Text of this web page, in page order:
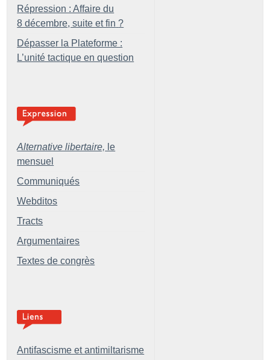
Répression : Affaire du
8 décembre, suite et fin ?
Dépasser la Plateforme :
L’unité tactique en question
Alternative libertaire, le
mensuel
Communiqués
Webditos
Tracts
Argumentaires
Textes de congrès
Antifascisme et antimiltarisme